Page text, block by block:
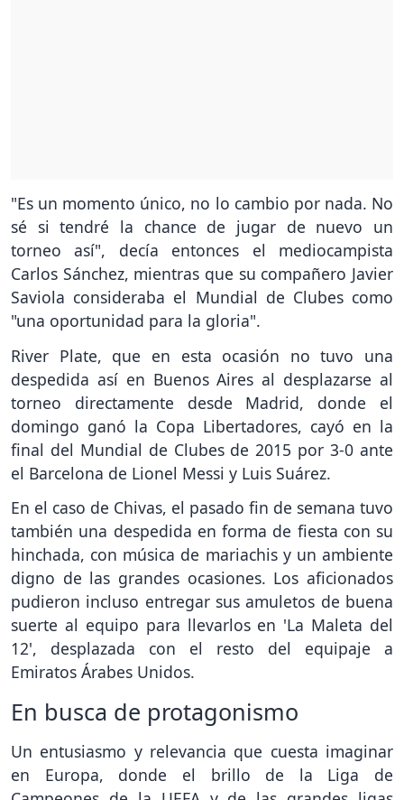
"Es un momento único, no lo cambio por nada. No
sé si tendré la chance de jugar de nuevo un
torneo así", decía entonces el mediocampista
Carlos Sánchez, mientras que su compañero Javier
Saviola consideraba el Mundial de Clubes como
"una oportunidad para la gloria".
River Plate, que en esta ocasión no tuvo una
despedida así en Buenos Aires al desplazarse al
torneo directamente desde Madrid, donde el
domingo ganó la Copa Libertadores, cayó en la
final del Mundial de Clubes de 2015 por 3-0 ante
el Barcelona de Lionel Messi y Luis Suárez.
En el caso de Chivas, el pasado fin de semana tuvo
también una despedida en forma de fiesta con su
hinchada, con música de mariachis y un ambiente
digno de las grandes ocasiones. Los aficionados
pudieron incluso entregar sus amuletos de buena
suerte al equipo para llevarlos en 'La Maleta del
12', desplazada con el resto del equipaje a
Emiratos Árabes Unidos.
En busca de protagonismo
Un entusiasmo y relevancia que cuesta imaginar
en Europa, donde el brillo de la Liga de